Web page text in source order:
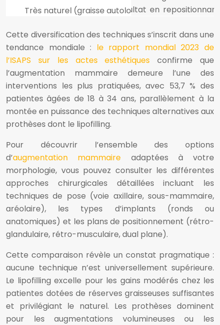
Cette diversification des techniques s’inscrit dans une
tendance mondiale : le rapport mondial 2023 de
l’ISAPS sur les actes esthétiques confirme que
l’augmentation mammaire demeure l’une des
interventions les plus pratiquées, avec 53,7 % des
patientes âgées de 18 à 34 ans, parallèlement à la
montée en puissance des techniques alternatives aux
prothèses dont le lipofilling.
Pour découvrir l’ensemble des options
d’augmentation mammaire adaptées à votre
morphologie, vous pouvez consulter les différentes
approches chirurgicales détaillées incluant les
techniques de pose (voie axillaire, sous-mammaire,
aréolaire), les types d’implants (ronds ou
anatomiques) et les plans de positionnement (rétro-
glandulaire, rétro-musculaire, dual plane).
Cette comparaison révèle un constat pragmatique :
aucune technique n’est universellement supérieure.
Le lipofilling excelle pour les gains modérés chez les
patientes dotées de réserves graisseuses suffisantes
et privilégiant le naturel. Les prothèses dominent
pour les augmentations volumineuses ou les